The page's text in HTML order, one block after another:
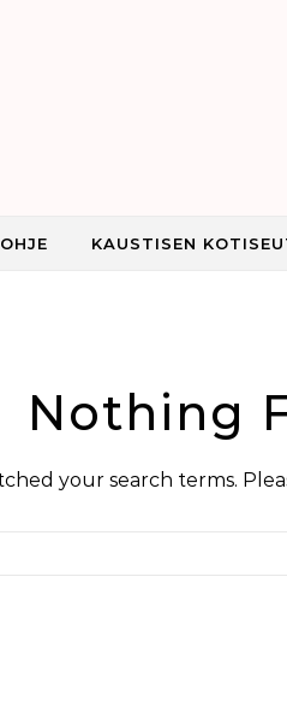
OHJE KAUSTISEN
Nothing
your search terms.